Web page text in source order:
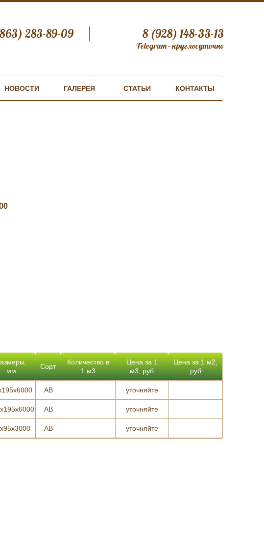
8 (928) 148-33-13
Telegram - круглосуточно
283-89-09
НОВОСТИ ГАЛЕРЕЯ СТАТЬИ КОНТАКТЫ
мм
Сорт
Количество в
1 м3
Цена за 1
м3, руб
Цена за 1 м2,
руб
AB уточняйте
AB уточняйте
AB уточняйте